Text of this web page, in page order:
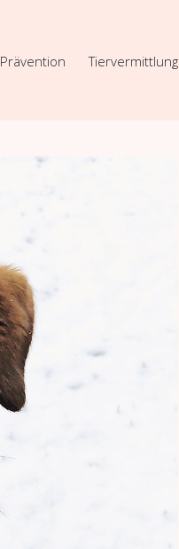
Prävention Tiervermittlung